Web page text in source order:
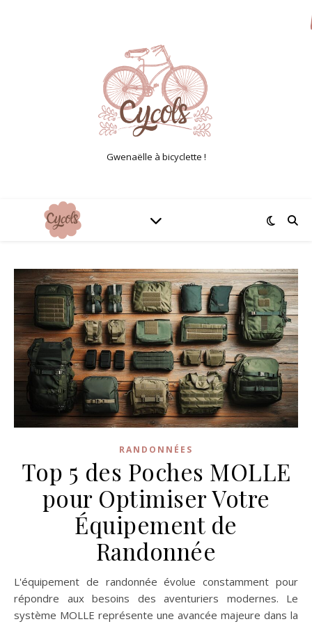
Gwenaëlle à bicyclette !
RANDONNÉES
Top 5 des Poches MOLLE
pour Optimiser Votre
Équipement de
Randonnée
L'équipement de randonnée évolue constamment pour
répondre aux besoins des aventuriers modernes. Le
système MOLLE représente une avancée majeure dans la